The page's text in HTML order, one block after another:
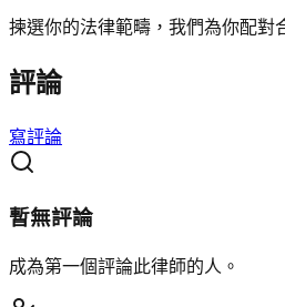
揀選你的法律範疇，我們為你配對
評論
寫評論
暫無評論
成為第一個評論此律師的人。